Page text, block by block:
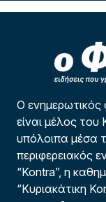
Ο
είναι μέλος
υπόλοιπα μέσα
περιφερειακός
“Kontra”, η
“Κυριακάτικη